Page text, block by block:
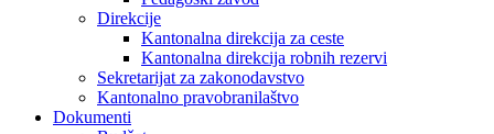
Direkcije
Kantonalna direkcija za ceste
Kantonalna direkcija robnih rezervi
Sekretarijat za zakonodavstvo
Kantonalno pravobranilaštvo
Dokumenti